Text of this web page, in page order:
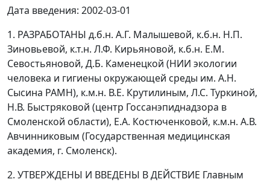
Дата введения: 2002-03-01
1. РАЗРАБОТАНЫ д.б.н. А.Г. Малышевой, к.б.н. Н.П.
Зиновьевой, к.т.н. Л.Ф. Кирьяновой, к.б.н. Е.М.
Севостьяновой, Д.Б. Каменецкой (НИИ экологии
человека и гигиены окружающей среды им. А.Н.
Сысина РАМН), к.м.н. В.Е. Крутилиным, Л.С. Туркиной,
Н.В. Быстряковой (центр Госсанэпиднадзора в
Смоленской области), Е.А. Костюченковой, к.м.н. А.В.
Авчинниковым (Государственная медицинская
академия, г. Смоленск).
2. УТВЕРЖДЕНЫ И ВВЕДЕНЫ В ДЕЙСТВИЕ Главным